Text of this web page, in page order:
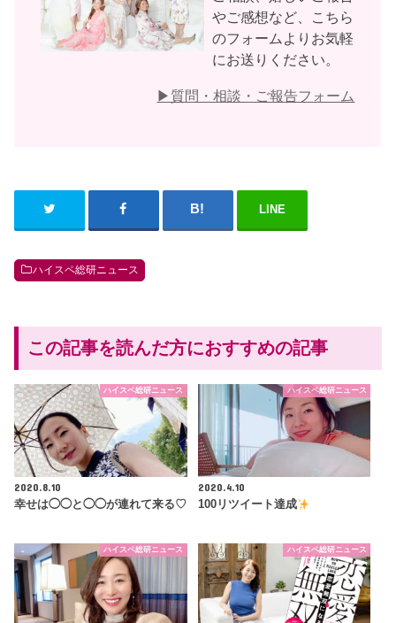
やご感想など、こちら
のフォームよりお気軽
にお送りください。
▶︎質問・相談・ご報告フォーム
LINE
ハイスペ総研ニュース
この記事を読んだ方におすすめの記事
ハイスペ総研ニュース
2020.8.10
幸せは◯◯と◯◯が連れて来る♡
ハイスペ総研ニュース
2020.4.10
100リツイート達成
ハイスペ総研ニュース ハイスペ総研ニュース